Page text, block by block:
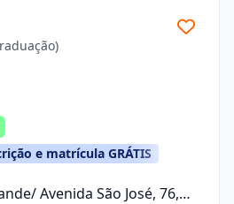
e matrícula GRÁTIS
Avenida São José, 76,